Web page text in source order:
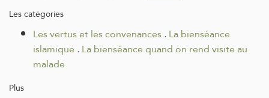
Les catégories
Les vertus et les convenances.La bienséance
islamique .La bienséance quand on rend visite au
malade
Plus